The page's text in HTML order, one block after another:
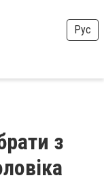
Рус
з